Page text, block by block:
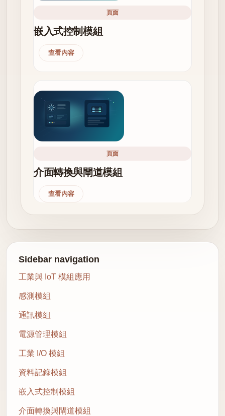
頁面
嵌入式控制模組
查看內容
頁面
介面轉換與閘道模組
查看內容
Sidebar navigation
工業與 IoT 模組應用
感測模組
通訊模組
電源管理模組
工業 I/O 模組
資料記錄模組
嵌入式控制模組
介面轉換與閘道模組